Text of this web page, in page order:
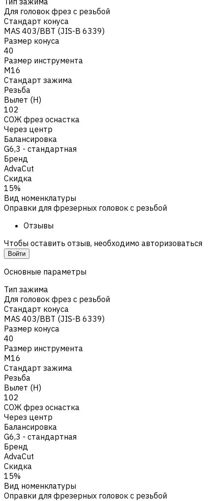
Для головок фрез с резьбой
Стандарт конуса
MAS 403/BBT (JIS-B 6339)
Размер конуса
40
Размер инструмента
M16
Стандарт зажима
Резьба
Вылет (H)
102
СОЖ фрез оснастка
Через центр
Балансировка
G6,3 - стандартная
Бренд
AdvaCut
Скидка
15%
Вид номенклатуры
Оправки для фрезерных головок с резьбой
Отзывы
Чтобы оставить отзыв, необходимо авторизоваться
Войти
Основные параметры
Тип зажима
Для головок фрез с резьбой
Стандарт конуса
MAS 403/BBT (JIS-B 6339)
Размер конуса
40
Размер инструмента
M16
Стандарт зажима
Резьба
Вылет (H)
102
СОЖ фрез оснастка
Через центр
Балансировка
G6,3 - стандартная
Бренд
AdvaCut
Скидка
15%
Вид номенклатуры
Оправки для фрезерных головок с резьбой